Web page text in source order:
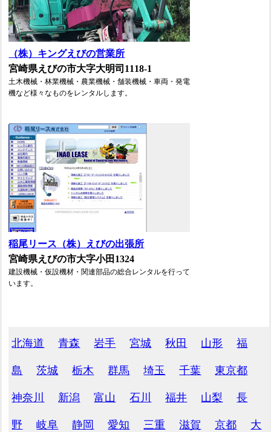
（株）キングえびの営業所
宮崎県えびの市大字大明司1118-1
土木機械・林業機械・農業機械・舗装機械・車両・発電
機など様々なものをレンタルします。
稲尾リース（株）えびの出張所
宮崎県えびの市大字小田1324
建設機械・仮設機材・関連部品の総合レンタルを行って
います。
北海道 青森 岩手 宮城 秋田 山形 福
島 茨城 栃木 群馬 埼玉 千葉 東京都
神奈川 新潟 富山 石川 福井 山梨 長
野 岐阜 静岡 愛知 三重 滋賀 京都 大